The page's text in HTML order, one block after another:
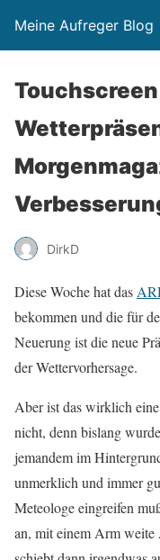
Meine Aufreger Blog
DirkD
Diese Woche hat das
bekommen und die für
Neuerung ist die neue
der Wettervorhersage.
Aber ist das wirklich
nicht, denn bislang
jemandem im
unmerklich und immer
Meteologe eingreifen
an, mit einem Arm weite